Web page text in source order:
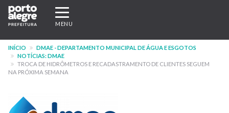
Pular
para
conteúdo
principal
Expandir/recolher
navegação
MENU
INÍCIO
DMAE - DEPARTAMENTO MUNICIPAL DE ÁGUA E ESGOTOS
NOTÍCIAS: DMAE
TROCA DE HIDRÔMETROS E RECADASTRAMENTO DE CLIENTES SEGUEM
NA PRÓXIMA SEMANA